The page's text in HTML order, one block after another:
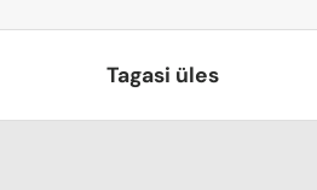
Tagasi üles